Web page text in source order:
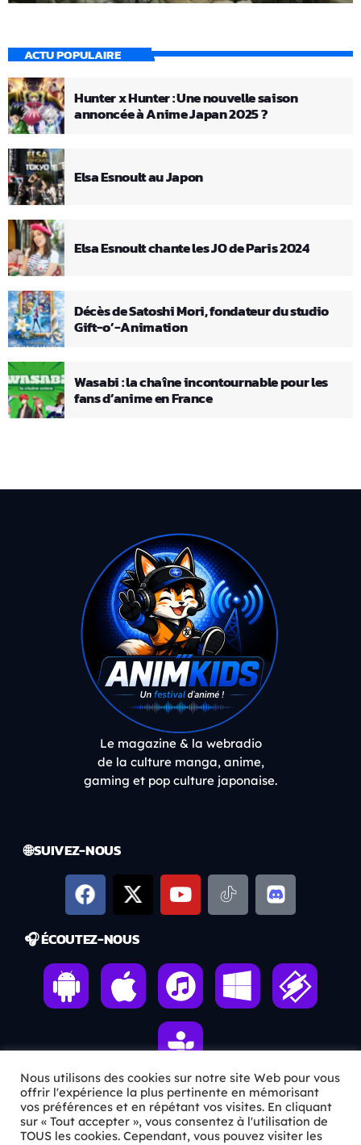
ACTU POPULAIRE
Hunter x Hunter : Une nouvelle saison
annoncée à Anime Japan 2025 ?
Elsa Esnoult au Japon
Elsa Esnoult chante les JO de Paris 2024
Décès de Satoshi Mori, fondateur du studio
Gift-o’-Animation
Wasabi : la chaîne incontournable pour les
fans d’anime en France
Le magazine & la webradio
de la culture manga, anime,
gaming et pop culture japonaise.
🌐 SUIVEZ-NOUS
🎧 ÉCOUTEZ-NOUS
ℹ️ INFOS PRATIQUES
Nous utilisons des cookies sur notre site Web pour vous
offrir l'expérience la plus pertinente en mémorisant
vos préférences et en répétant vos visites. En cliquant
sur « Tout accepter », vous consentez à l'utilisation de
TOUS les cookies. Cependant, vous pouvez visiter les